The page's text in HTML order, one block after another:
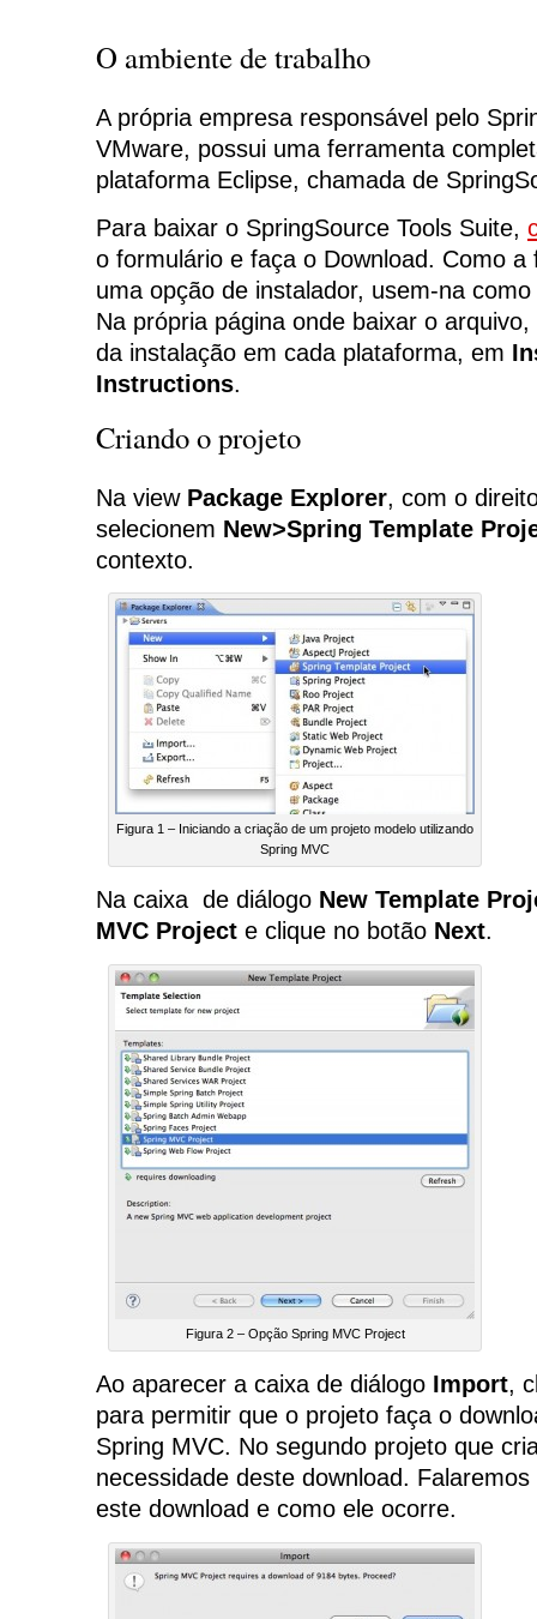
O ambiente de trabalho
A própria empresa responsável pelo
VMware, possui uma ferramenta
plataforma Eclipse, chamada de
Para baixar o SpringSource Tools Suite,
o formulário e faça o Download. Como a
uma opção de instalador, usem-na
Na própria página onde baixar o
da instalação em cada plataforma, em
Instructions.
Criando o projeto
Na view Package Explorer, com o
selecionem New>Spring Template
contexto.
Figura 1 – Iniciando a criação de um projeto modelo utilizando
Spring MVC
Na caixa de diálogo New Template
MVC Project e clique no botão Next.
Figura 2 – Opção Spring MVC Project
Ao aparecer a caixa de diálogo Import,
para permitir que o projeto faça o
Spring MVC. No segundo projeto que
necessidade deste download.
este download e como ele ocorre.